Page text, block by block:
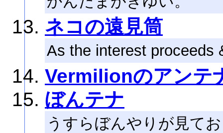
ネコの遠見筒
As the interest proceeds
Vermilionのアンテ
ぼんテナ
うすらぼんやりが見て